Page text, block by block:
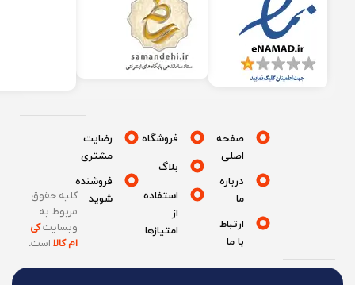
صفحه
درباره
ارتباط
فروشگاه
بلاگ
استفاده
امتیازها
رضایت
مشتری
فروشنده
شوید
کلیه حقوق
مربوط به
وبسایتکی
ام کالااست.